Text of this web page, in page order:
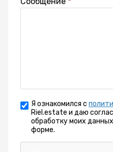
Я ознакомился с
Riel.estate и даю
обработку моих
форме.